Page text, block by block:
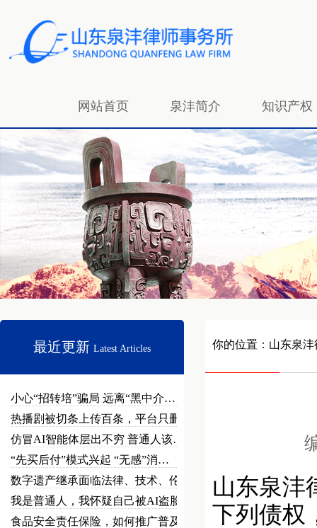
网站首页 泉沣简介 知识产权
招贤纳士
最近更新 Latest Articles
小心“招转培”骗局 远离“黑中介…
热播剧被切条上传百条，平台只删不…
仿冒AI智能体层出不穷 普通人该…
“先买后付”模式兴起 “无感”消…
数字遗产继承面临法律、技术、伦理…
我是普通人，我怀疑自己被AI盗脸…
食品安全责任保险，如何推广普及？
你的位置： 山东泉
山东泉沣
下列债权